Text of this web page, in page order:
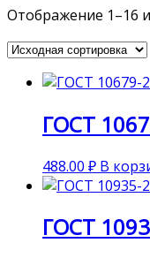
Отображение 1–16
ГОСТ
488.00 ₽ В
ГОСТ